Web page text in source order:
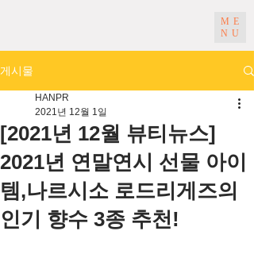
ME
NU
게시물
[2021년 12월 뷰티뉴스]
2021년 연말연시 선물 아이
템,나르시소 로드리게즈의
인기 향수 3종 추천!
HANPR
2021년 12월 1일